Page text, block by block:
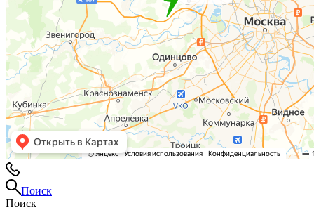
Поиск
Поиск